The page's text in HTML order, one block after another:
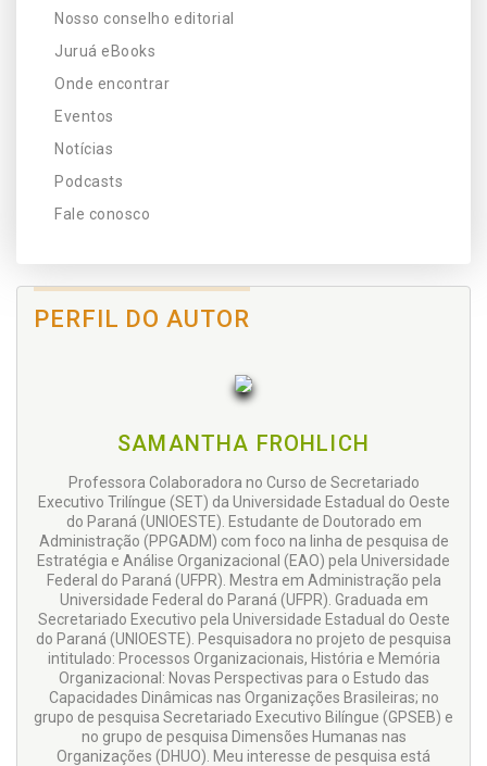
Nosso conselho editorial
Juruá eBooks
Onde encontrar
Eventos
Notícias
Podcasts
Fale conosco
PERFIL DO AUTOR
SAMANTHA FROHLICH
Professora Colaboradora no Curso de Secretariado
Executivo Trilíngue (SET) da Universidade Estadual do Oeste
do Paraná (UNIOESTE). Estudante de Doutorado em
Administração (PPGADM) com foco na linha de pesquisa de
Estratégia e Análise Organizacional (EAO) pela Universidade
Federal do Paraná (UFPR). Mestra em Administração pela
Universidade Federal do Paraná (UFPR). Graduada em
Secretariado Executivo pela Universidade Estadual do Oeste
do Paraná (UNIOESTE). Pesquisadora no projeto de pesquisa
intitulado: Processos Organizacionais, História e Memória
Organizacional: Novas Perspectivas para o Estudo das
Capacidades Dinâmicas nas Organizações Brasileiras; no
grupo de pesquisa Secretariado Executivo Bilíngue (GPSEB) e
no grupo de pesquisa Dimensões Humanas nas
Organizações (DHUO). Meu interesse de pesquisa está